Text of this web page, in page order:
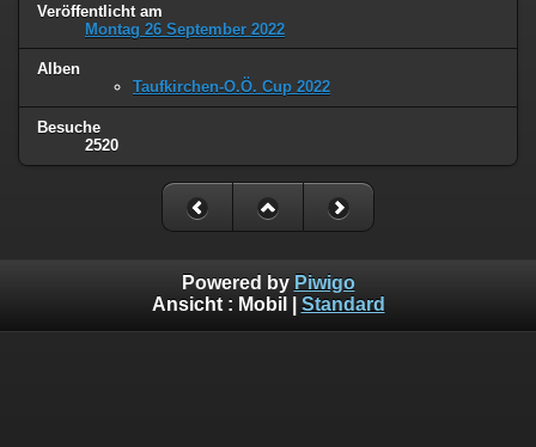
Veröffentlicht am
Montag 26 September 2022
Alben
Taufkirchen-O.Ö. Cup 2022
Besuche
2520
Powered by Piwigo
Ansicht : Mobil Standard